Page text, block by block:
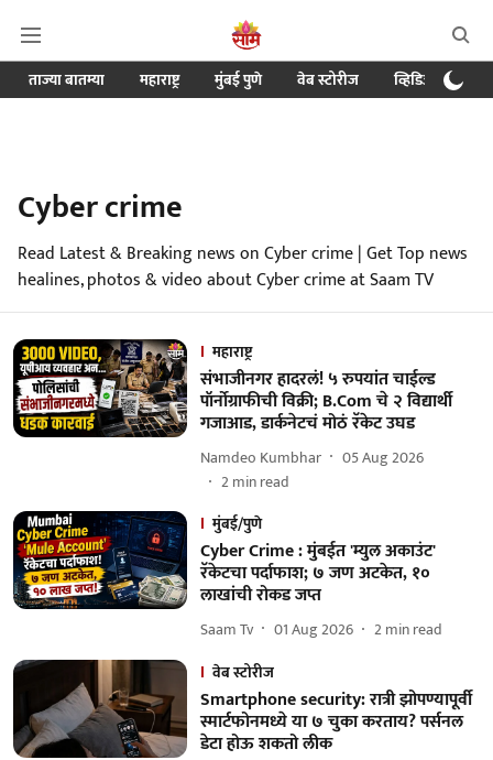
ताज्या बातम्या महाराष्ट्र मुंबई पुणे वेब स्टोरीज व्हिडिओ
Cyber crime
Read Latest & Breaking news on Cyber crime | Get Top news
healines, photos & video about Cyber crime at Saam TV
महाराष्ट्र
संभाजीनगर हादरलं! ५ रुपयांत चाईल्ड
पॉर्नोग्राफीची विक्री; B.Com चे २ विद्यार्थी
गजाआड, डार्कनेटचं मोठं रॅकेट उघड
Namdeo Kumbhar
05 Aug 2026
2min read
मुंबई/पुणे
Cyber Crime : मुंबईत 'म्युल अकाउंट'
रॅकेटचा पर्दाफाश; ७ जण अटकेत, १०
लाखांची रोकड जप्त
Saam Tv 01 Aug 2026 2min read
वेब स्टोरीज
Smartphone security: रात्री झोपण्यापूर्वी
स्मार्टफोनमध्ये या ७ चुका करताय? पर्सनल
डेटा होऊ शकतो लीक